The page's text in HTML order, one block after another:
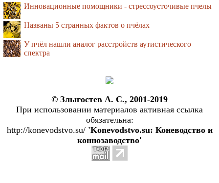
Инновационные помощники - стрессоусточивые пчелы
Названы 5 странных фактов о пчёлах
У пчёл нашли аналог расстройств аутистического
спектра
© Злыгостев А. С., 2001-2019
При использовании материалов активная ссылка
обязательна:
http://konevodstvo.su/ 'Konevodstvo.su: Коневодство и
коннозаводство'